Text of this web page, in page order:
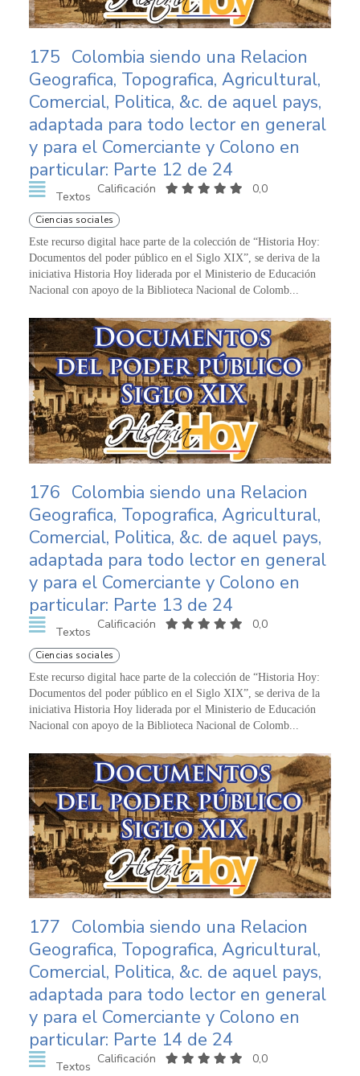
175 Colombia siendo una Relacion
Geografica, Topografica, Agricultural,
Comercial, Politica, &c. de aquel pays,
adaptada para todo lector en general
y para el Comerciante y Colono en
particular: Parte 12 de 24
Textos
Calificación 0,0
Ciencias sociales
Este recurso digital hace parte de la colección de “Historia Hoy:
Documentos del poder público en el Siglo XIX”, se deriva de la
iniciativa Historia Hoy liderada por el Ministerio de Educación
Nacional con apoyo de la Biblioteca Nacional de Colomb...
176 Colombia siendo una Relacion
Geografica, Topografica, Agricultural,
Comercial, Politica, &c. de aquel pays,
adaptada para todo lector en general
y para el Comerciante y Colono en
particular: Parte 13 de 24
Textos
Calificación 0,0
Ciencias sociales
Este recurso digital hace parte de la colección de “Historia Hoy:
Documentos del poder público en el Siglo XIX”, se deriva de la
iniciativa Historia Hoy liderada por el Ministerio de Educación
Nacional con apoyo de la Biblioteca Nacional de Colomb...
177 Colombia siendo una Relacion
Geografica, Topografica, Agricultural,
Comercial, Politica, &c. de aquel pays,
adaptada para todo lector en general
y para el Comerciante y Colono en
particular: Parte 14 de 24
Textos
Calificación 0,0